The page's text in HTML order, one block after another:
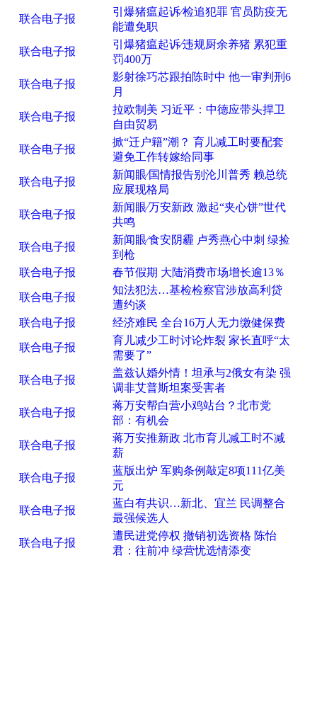
联合电子报
引爆猪瘟起诉∕检追犯罪 官员防疫无
能遭免职
联合电子报
引爆猪瘟起诉∕违规厨余养猪 累犯重
罚400万
联合电子报
影射徐巧芯跟拍陈时中 他一审判刑6
月
联合电子报
拉欧制美 习近平：中德应带头捍卫
自由贸易
联合电子报
掀“迁户籍”潮？ 育儿减工时要配套
避免工作转嫁给同事
联合电子报
新闻眼∕国情报告别沦川普秀 赖总统
应展现格局
联合电子报
新闻眼∕万安新政 激起“夹心饼”世代
共鸣
联合电子报
新闻眼∕食安阴霾 卢秀燕心中刺 绿捡
到枪
联合电子报
春节假期 大陆消费市场增长逾13％
联合电子报
知法犯法…基检检察官涉放高利贷
遭约谈
联合电子报
经济难民 全台16万人无力缴健保费
联合电子报
育儿减少工时讨论炸裂 家长直呼“太
需要了”
联合电子报
盖兹认婚外情！坦承与2俄女有染 强
调非艾普斯坦案受害者
联合电子报
蒋万安帮白营小鸡站台？北市党
部：有机会
联合电子报
蒋万安推新政 北市育儿减工时不减
薪
联合电子报
蓝版出炉 军购条例敲定8项111亿美
元
联合电子报
蓝白有共识…新北、宜兰 民调整合
最强候选人
联合电子报
遭民进党停权 撤销初选资格 陈怡
君：往前冲 绿营忧选情添变